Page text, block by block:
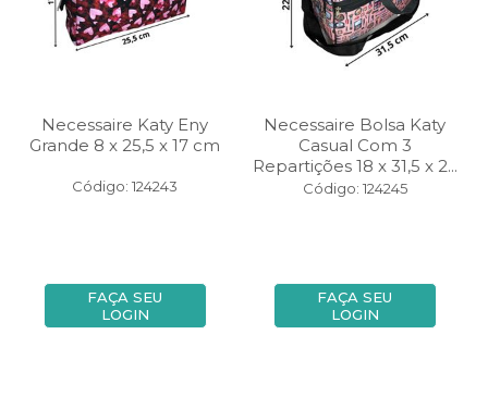
Necessaire Katy Eny
Grande 8 x 25,5 x 17 cm
Código: 124243
FAÇA SEU
LOGIN
Necessaire Bolsa Katy
Casual Com 3
Repartições 18 x 31,5 x 2...
Código: 124245
FAÇA SEU
LOGIN